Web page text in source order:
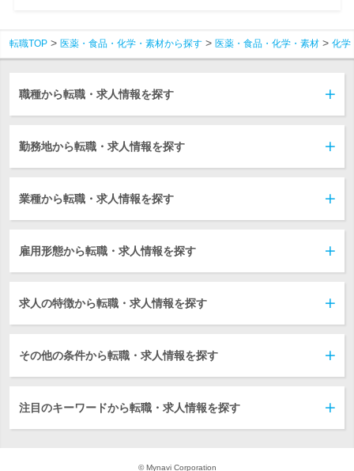
転職TOP 医薬・食品・化学・素材から探す 医薬・食品・化学・素材 化学
職種から転職・求人情報を探す
勤務地から転職・求人情報を探す
業種から転職・求人情報を探す
雇用形態から転職・求人情報を探す
求人の特徴から転職・求人情報を探す
その他の条件から転職・求人情報を探す
注目のキーワードから転職・求人情報を探す
© Mynavi Corporation